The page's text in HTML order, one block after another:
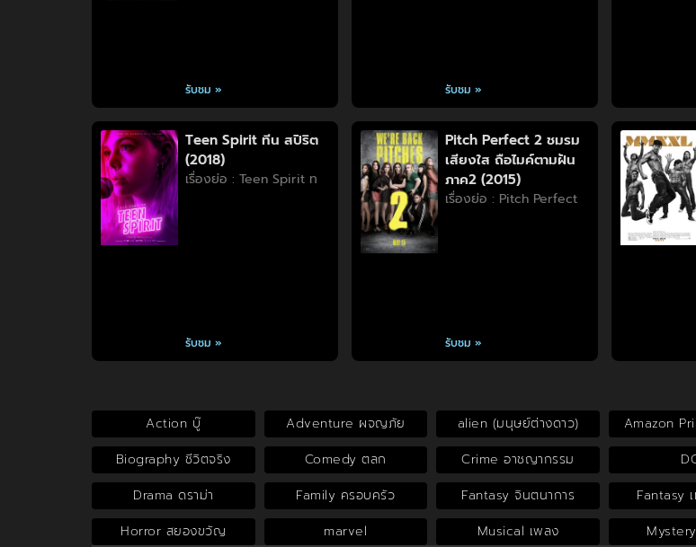
รับชม » รับชม »
Teen Spirit ทีน สปิริต
(2018)
เรื่องย่อ : Teen Spirit ท
รับชม »
Pitch Perfect 2 ชมรม
เสียงใส ถือไมค์ตามฝัน
ภาค2 (2015)
เรื่องย่อ : Pitch Perfect
รับชม »
Action บู๊ Adventure ผจญภัย alien (มนุษย์ต่างดาว) Amazon
Biography ชีวิตจริง
Comedy ตลก Crime อาชญากรรม
Drama ดราม่า
Family ครอบครัว Fantasy จินตนาการ Fantasy
Horror สยองขวัญ
marvel Musical เพลง